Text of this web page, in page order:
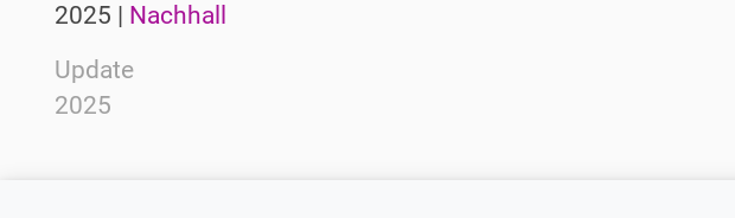
2025 | Nachhall
Update
2025